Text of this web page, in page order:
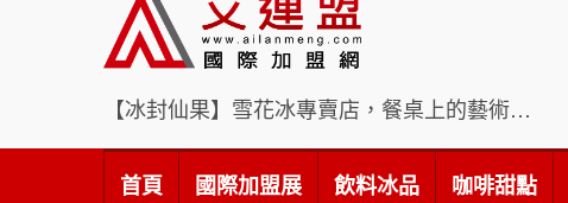
【冰封仙果】雪花冰專賣店，餐桌上的藝術饗宴
首頁 國際加盟展 飲料冰品 咖啡甜點